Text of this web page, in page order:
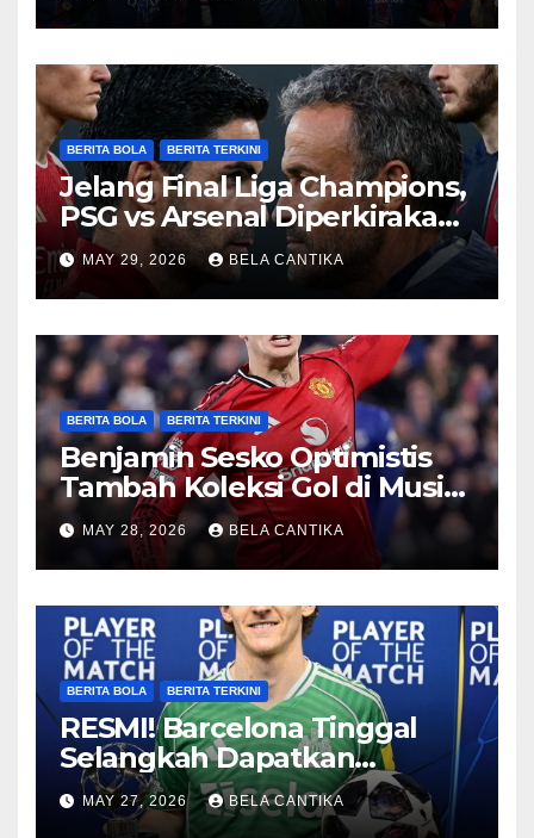
BERITA BOLA BERITA TERKINI
Jelang Final Liga Champions,
PSG vs Arsenal Diperkirakan
Sengit
MAY 29, 2026 BELA CANTIKA
BERITA BOLA BERITA TERKINI
Benjamin Sesko Optimistis
Tambah Koleksi Gol di Musim
2026/27
MAY 28, 2026 BELA CANTIKA
BERITA BOLA BERITA TERKINI
RESMI! Barcelona Tinggal
Selangkah Dapatkan
Anthony Gordon
MAY 27, 2026 BELA CANTIKA